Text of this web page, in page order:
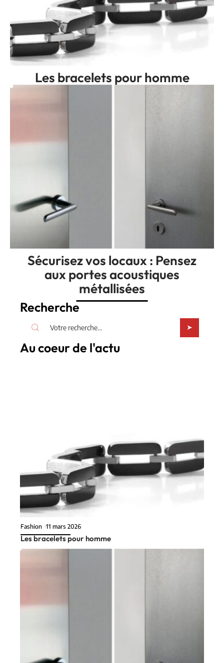
Les bracelets pour homme
Sécurisez vos locaux : Pensez
aux portes acoustiques
métallisées
Recherche
Au coeur de l'actu
Fashion 11 mars 2026
Les bracelets pour homme